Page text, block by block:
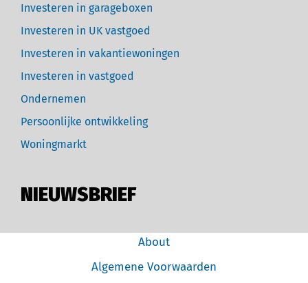
Investeren in garageboxen
Investeren in UK vastgoed
Investeren in vakantiewoningen
Investeren in vastgoed
Ondernemen
Persoonlijke ontwikkeling
Woningmarkt
NIEUWSBRIEF
About
Algemene Voorwaarden